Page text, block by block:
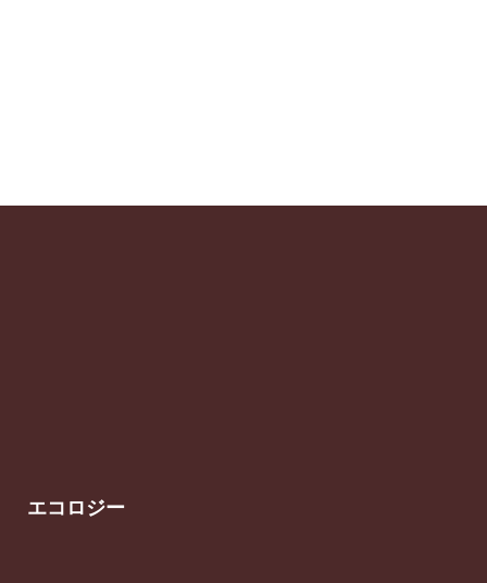
エコロジー